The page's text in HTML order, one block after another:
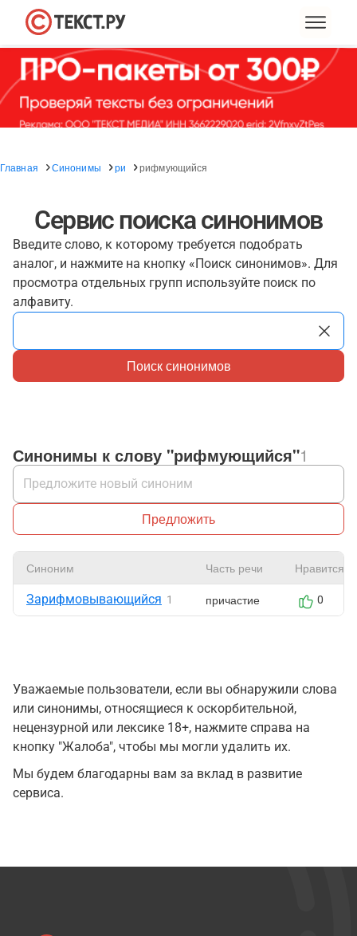
Главная Синонимы ри рифмующийся
Сервис поиска синонимов
Введите слово, к которому требуется подобрать
аналог, и нажмите на кнопку «Поиск синонимов». Для
просмотра отдельных групп используйте поиск по
алфавиту.
Поиск синонимов
Синонимы к слову "рифмующийся"1
Предложить
Синоним Часть речи Нравится
Зарифмовывающийся 1 причастие 0
Уважаемые пользователи, если вы обнаружили слова
или синонимы, относящиеся к оскорбительной,
нецензурной или лексике 18+, нажмите справа на
кнопку "Жалоба", чтобы мы могли удалить их.
Мы будем благодарны вам за вклад в развитие
сервиса.